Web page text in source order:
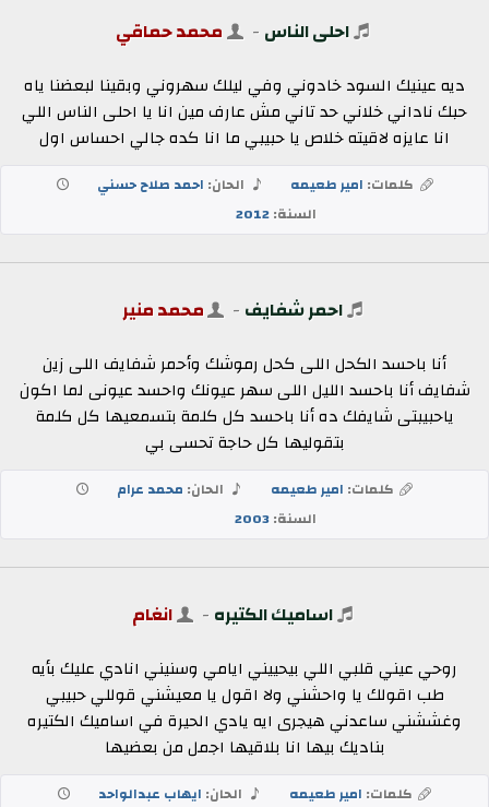
احلى الناس - محمد حماقي
ديه عينيك السود خادوني وفي ليلك سهروني وبقينا لبعضنا ياه
حبك ناداني خلاني حد تاني مش عارف مين انا يا احلى الناس اللي
انا عايزه لاقيته خلاص يا حبيبي ما انا كده جالي احساس اول
كلمات: امير طعيمه الحان: احمد صلاح حسني
السنة:2012
احمر شفايف - محمد منير
أنا باحسد الكحل اللى كحل رموشك وأحمر شفايف اللى زين
شفايف أنا باحسد الليل اللى سهر عيونك واحسد عيونى لما اكون
ياحبيبتى شايفك ده أنا باحسد كل كلمة بتسمعيها كل كلمة
بتقوليها كل حاجة تحسى بي
كلمات: امير طعيمه الحان: محمد عرام
السنة:2003
اساميك الكتيره - انغام
روحي عيني قلبي اللي بيحييني ايامي وسنيني انادي عليك بأيه
طب اقولك يا واحشني ولا اقول يا معيشني قوللي حبيبي
وغششني ساعدني هيجرى ايه يادي الحيرة في اساميك الكتيره
بناديك بيها انا بلاقيها اجمل من بعضيها
كلمات: امير طعيمه الحان: ايهاب عبدالواحد